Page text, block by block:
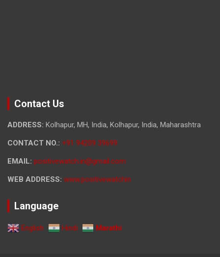
Contact Us
ADDRESS: Kolhapur, MH, India, Kolhapur, India, Maharashtra
CONTACT NO.: +91 94209 39699
EMAIL: positivewatch.in@gmail.com
WEB ADDRESS: www.positivewatchin
Language
English Hindi Marathi